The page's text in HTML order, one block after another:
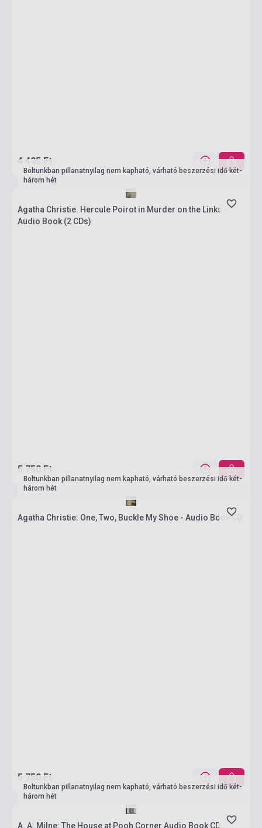
4 495 Ft
Boltunkban pillanatnyilag nem kapható, várható beszerzési idő két-
három hét
Agatha Christie. Hercule Poirot in Murder on the Links -
Audio Book (2 CDs)
5 750 Ft
Boltunkban pillanatnyilag nem kapható, várható beszerzési idő két-
három hét
Agatha Christie: One, Two, Buckle My Shoe - Audio Book CD
5 750 Ft
Boltunkban pillanatnyilag nem kapható, várható beszerzési idő két-
három hét
A. A. Milne: The House at Pooh Corner Audio Book CD